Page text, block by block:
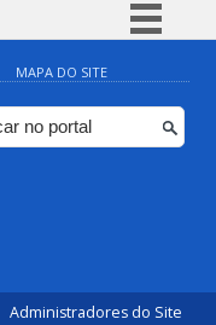
Simplifique!
Comunica BR
Participe
MAPA DO SITE
Administradores do Site